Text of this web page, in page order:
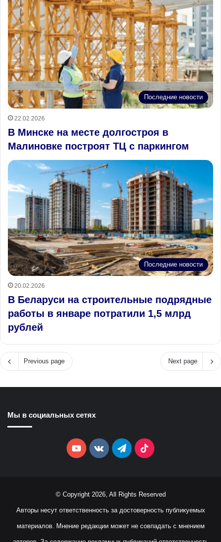
Последние новости
22.02.2026
В Минске на месте долгостроя в
Малиновке построят ТЦ с паркингом
Последние новости
20.02.2026
В Беларуси на строительные подрядные
работы в январе потратили 1,5 млрд
рублей
Previous page Next page
Мы в социальных сетях
YouTubevk.comTelegramTikTok
© Copyright 2026, All Rights Reserved
Авторы несут ответственность за достоверность публикуемых
материалов. Мнение редакции может не совпадать с мнением